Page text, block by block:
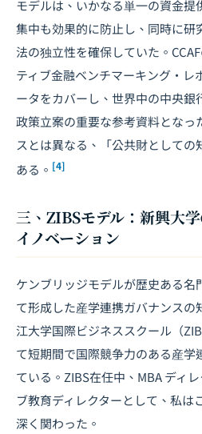
モデルは、いかなる単一の資金提
集中も効果的に防止し、同時に研
法の独立性を確保していた。
ティブ金融ベンチマーキング・レ
ータをカバーし、世界中の中央銀
政策立案の重要な参考資料とな
スとは異なる、「公共財としての
ある。 [4]
三、ZIBSモデル：新興大
イノベーション
ケンブリッジモデルが歴史ある名
て形成した産学連携ガバナンス
江大学国際ビジネススクール（
て短期間で国際競争力のある産学
ている。ZIBS在任中、MBA ディ
ブ教育ディレクターとして、私は
深く関わった。